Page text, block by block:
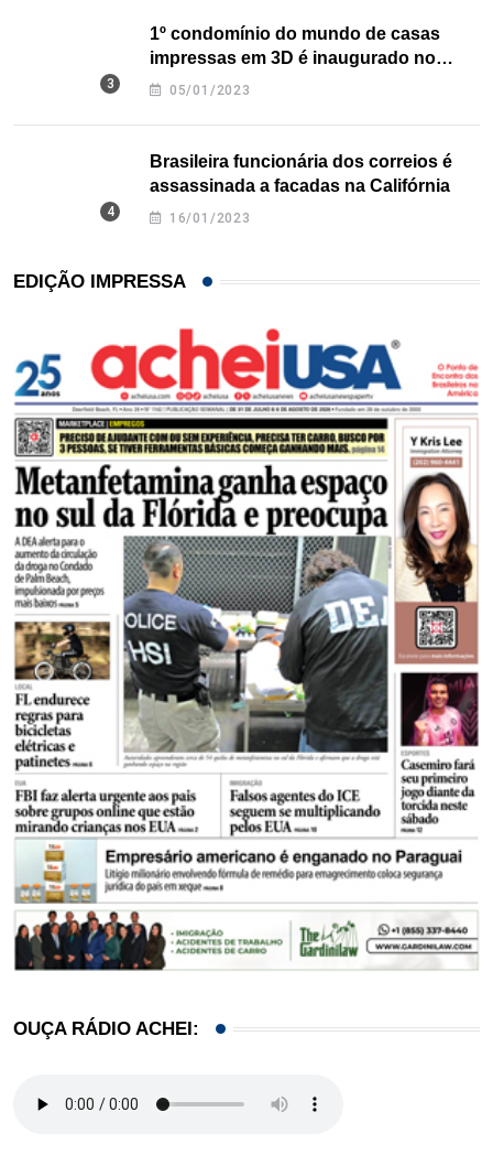
1º condomínio do mundo de casas
impressas em 3D é inaugurado no
Texas
05/01/2023
Brasileira funcionária dos correios é
assassinada a facadas na Califórnia
16/01/2023
EDIÇÃO IMPRESSA
OUÇA RÁDIO ACHEI: